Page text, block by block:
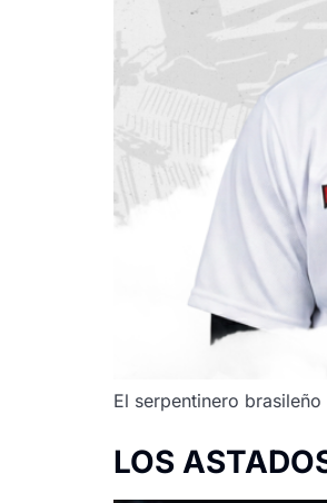
El serpentinero
LOS